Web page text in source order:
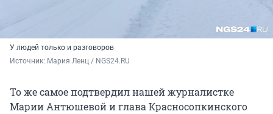
У людей только и разговоров
Источник: Мария Ленц / NGS24.RU
То же самое подтвердил нашей журналистке
Марии Антюшевой и глава Красносопкинского